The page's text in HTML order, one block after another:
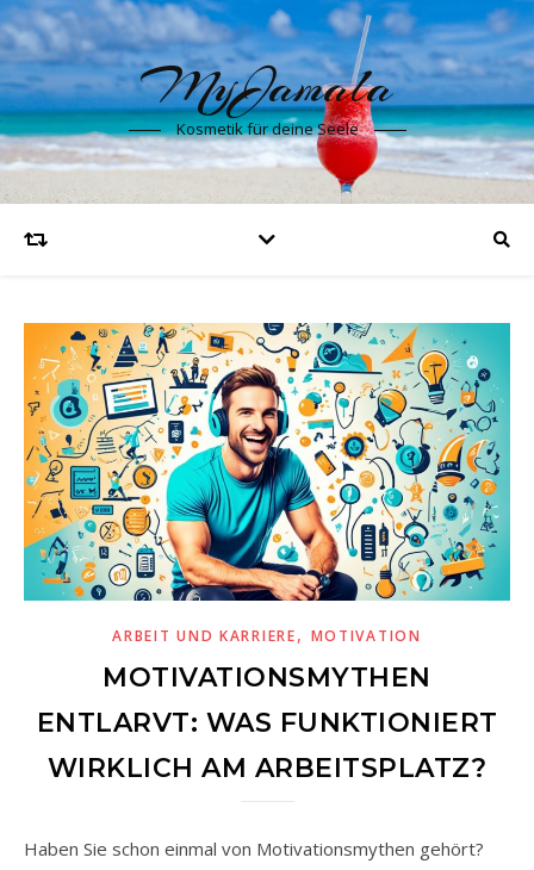
MyJamala
Kosmetik für deine Seele
ARBEIT UND KARRIERE, MOTIVATION
MOTIVATIONSMYTHEN
ENTLARVT: WAS FUNKTIONIERT
WIRKLICH AM ARBEITSPLATZ?
Haben Sie schon einmal von Motivationsmythen gehört?